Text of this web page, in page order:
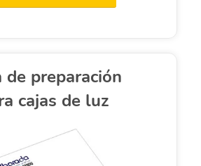
de preparación
cajas de luz